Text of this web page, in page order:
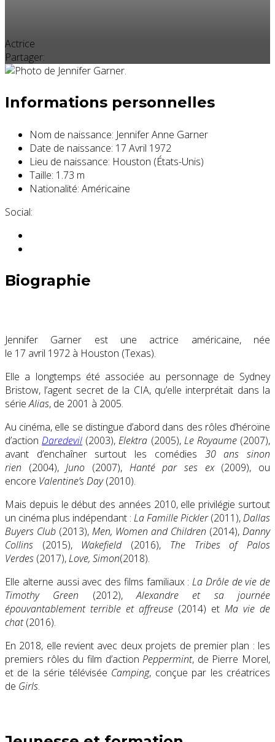
Actrice
Partager:
Informations personnelles
Nom de naissance: Jennifer Anne Garner
Date de naissance: 17 Avril 1972
Lieu de naissance: Houston (États-Unis)
Taille: 1.73 m
Nationalité: Américaine
Social:
Biographie
Jennifer Garner est une actrice américaine, née
le 17 avril 1972 à Houston (Texas).
Elle a longtemps été associée au personnage de Sydney
Bristow, l’agent secret de la CIA, qu’elle interprétait dans la
sérieAlias, de 2001 à 2005.
Au cinéma, elle se distingue d’abord dans des rôles d’héroïne
d’actionDaredevil (2003),Elektra (2005), Le Royaume(2007),
avant d’enchaîner surtout les comédies 30 ans sinon
rien (2004),Juno (2007), Hanté par ses ex(2009), ou
encore Valentine’s Day(2010).
Mais depuis le début des années 2010, elle privilégie surtout
un cinéma plus indépendant : La Famille Pickler(2011),Dallas
Buyers Club (2013), Men, Women and Children (2014), Danny
Collins (2015), Wakefield(2016), The Tribes of Palos
Verdes (2017),Love, Simon(2018).
Elle alterne aussi avec des films familiaux : La Drôle de vie de
Timothy Green (2012),Alexandre et sa journée
épouvantablement terrible et affreuse (2014) et Ma vie de
chat(2016).
En 2018, elle revient avec deux projets de premier plan : les
premiers rôles du film d’actionPeppermint, de Pierre Morel,
et de la série télévisée Camping, conçue par les créatrices
de Girls.